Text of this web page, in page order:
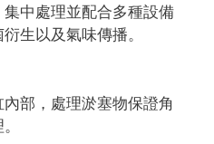
中處理並配合多種設備
生以及氣味傳播。
部，處理淤塞物保證角